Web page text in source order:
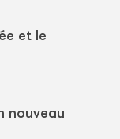
et le
nouveau